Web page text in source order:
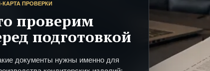
КАРТА ПРОВЕРКИ
проверим
подготовкой
документы нужны именно для